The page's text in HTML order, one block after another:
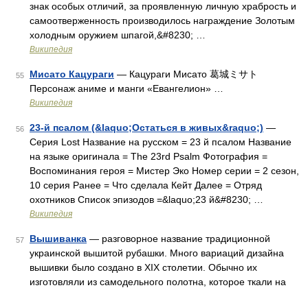
знак особых отличий, за проявленную личную храбрость и
самоотверженность производилось награждение Золотым
холодным оружием шпагой,&#8230; …
Википедия
55 Мисато Кацураги — Кацураги Мисато 葛城ミサト
Персонаж аниме и манги «Евангелион» …
Википедия
56 23-й псалом (&laquo;Остаться в живых&raquo;) —
Серия Lost Название на русском = 23 й псалом Название
на языке оригинала = The 23rd Psalm Фотография =
Воспоминания героя = Мистер Эко Номер серии = 2 сезон,
10 серия Ранее = Что сделала Кейт Далее = Отряд
охотников Список эпизодов =&laquo;23 й&#8230; …
Википедия
57 Вышиванка — разговорное название традиционной
украинской вышитой рубашки. Много вариаций дизайна
вышивки было создано в XIX столетии. Обычно их
изготовляли из самодельного полотна, которое ткали на